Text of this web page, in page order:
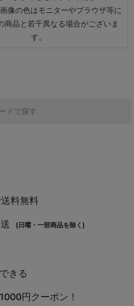
像の色はモニターやブラウザ等に
商品と若干異なる場合がございま
す。
料無料
(日曜・一部商品を除く)
きる
円クーポン！